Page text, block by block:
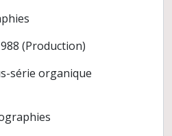
saoudite", Hegra Madain Saleh
(Production)
série organique